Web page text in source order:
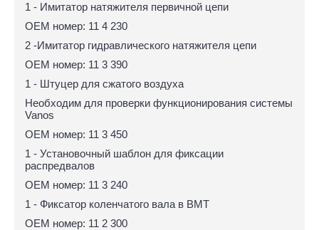
1 - Имитатор натяжителя первичной цепи
OEM номер: 11 4 230
2 -Имитатор гидравлического натяжителя цепи
OEM номер: 11 3 390
1 - Штуцер для сжатого воздуха
Необходим для проверки функционирования системы
Vanos
OEM номер: 11 3 450
1 - Установочный шаблон для фиксации
распредвалов
OEM номер: 11 3 240
1 - Фиксатор коленчатого вала в ВМТ
OEM номер: 11 2 300